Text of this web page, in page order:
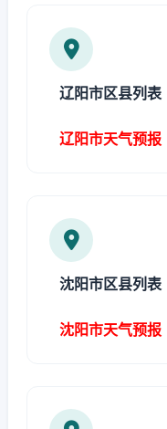
辽阳市区县列表
辽阳市天气预报
沈阳市区县列表
沈阳市天气预报